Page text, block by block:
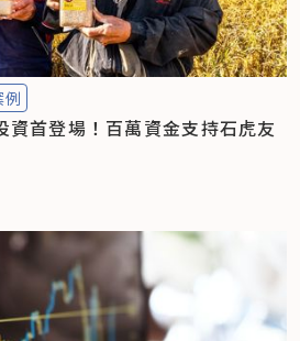
例
資首登場！百萬資金支持石虎友